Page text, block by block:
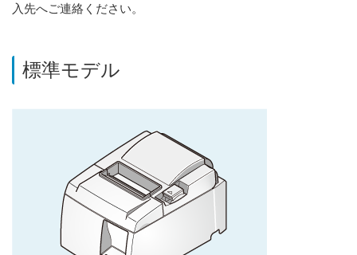
入先へご連絡ください。
標準モデル